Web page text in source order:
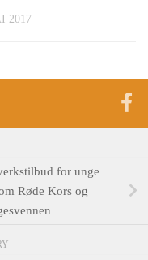
2017
for unge
Røde Kors og